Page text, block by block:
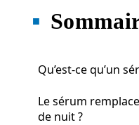
Qu’est-ce qu’un
Le sérum
de nuit ?